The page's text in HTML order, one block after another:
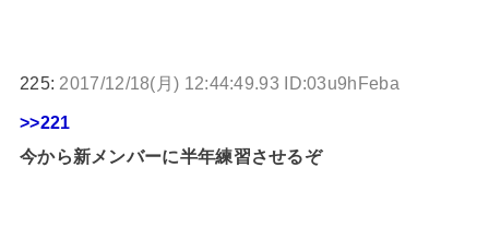
225: 2017/12/18(月) 12:44:49.93 ID:03u9hFeba
>>221
今から新メンバーに半年練習させるぞ